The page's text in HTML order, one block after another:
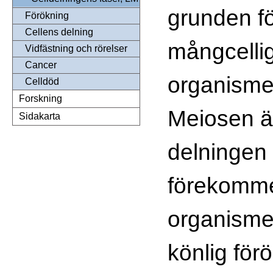
Förökning
Cellens delning
Vidfästning och rörelser
Cancer
Celldöd
Forskning
Sidakarta
grunden
Meiosen
delningen
könlig